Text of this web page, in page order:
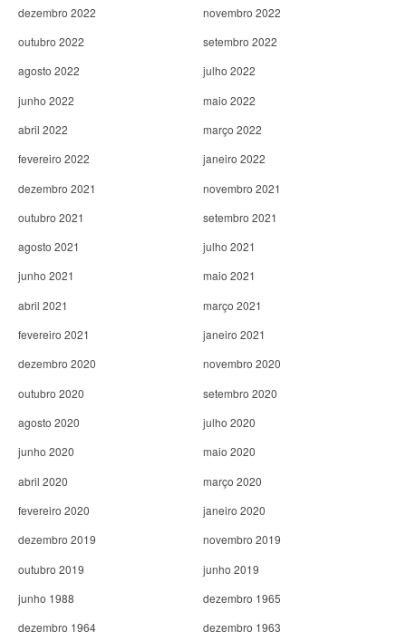
dezembro 2022
novembro 2022
outubro 2022
setembro 2022
agosto 2022
julho 2022
junho 2022
maio 2022
abril 2022
março 2022
fevereiro 2022
janeiro 2022
dezembro 2021
novembro 2021
outubro 2021
setembro 2021
agosto 2021
julho 2021
junho 2021
maio 2021
abril 2021
março 2021
fevereiro 2021
janeiro 2021
dezembro 2020
novembro 2020
outubro 2020
setembro 2020
agosto 2020
julho 2020
junho 2020
maio 2020
abril 2020
março 2020
fevereiro 2020
janeiro 2020
dezembro 2019
novembro 2019
outubro 2019
junho 2019
junho 1988
dezembro 1965
dezembro 1964
dezembro 1963